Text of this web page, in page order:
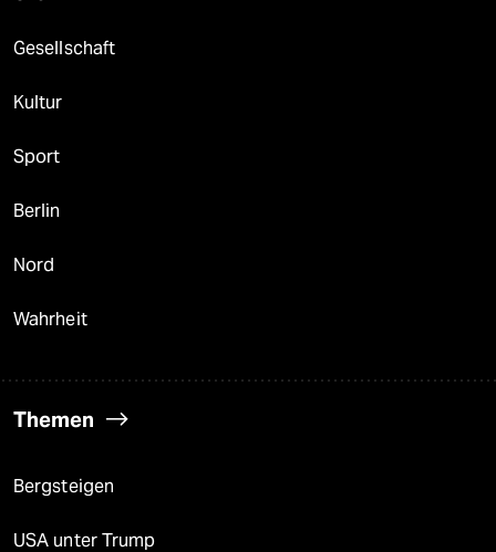
Gesellschaft
Kultur
Sport
Berlin
Nord
Wahrheit
Themen
Bergsteigen
USA unter Trump